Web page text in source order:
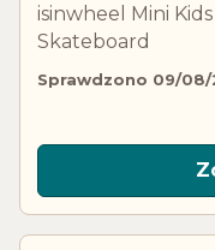
isinwheel Mini
Skateboard
Sprawdzono 09/08/